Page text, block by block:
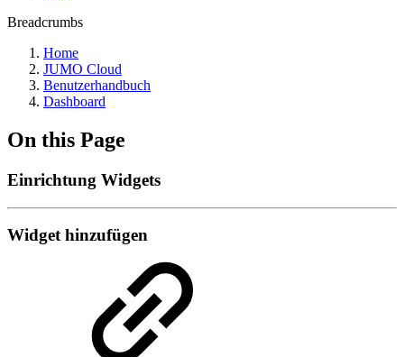
Breadcrumbs
Home
JUMO Cloud
Benutzerhandbuch
Dashboard
On this Page
Einrichtung Widgets
Widget hinzufügen